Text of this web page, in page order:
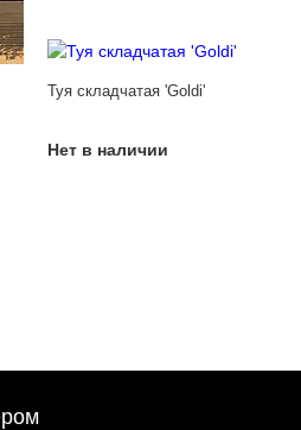
Туя складчатая 'Goldi'
Нет в наличии